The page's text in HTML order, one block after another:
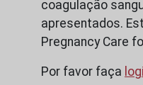
coagulação
apresentados.
Pregnancy Care
Por favor faça